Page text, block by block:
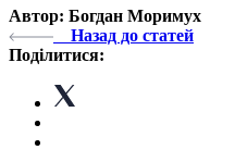
Автор: Богдан Моримух
Назад до статей
Поділитися: